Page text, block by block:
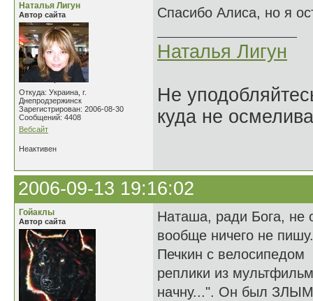
Наталья Лигун
Автор сайта
Откуда: Украина, г.
Днепродзержинск
Зарегистрирован: 2006-08-30
Сообщений: 4408
Вебсайт
Спасибо Алиса, но я
Наталья Лигун
Не
куда не
Неактивен
2006-09-13 19:16:02
Гойаклы
Автор сайта
Наташа, ради Бога, не
вообще ничего не
Печкин с велосипедом
реплики из
начну...". Он был